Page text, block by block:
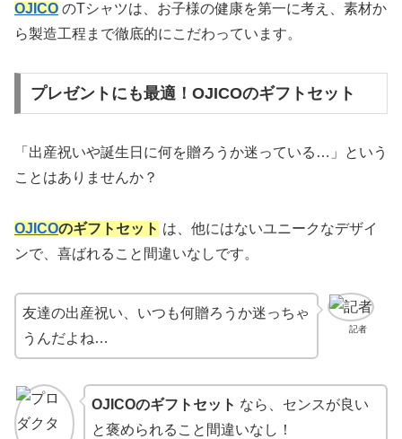
OJICO のTシャツは、お子様の健康を第一に考え、素材か
ら製造工程まで徹底的にこだわっています。
プレゼントにも最適！OJICOのギフトセット
「出産祝いや誕生日に何を贈ろうか迷っている…」という
ことはありませんか？
OJICOのギフトセット は、他にはないユニークなデザイ
ンで、喜ばれること間違いなしです。
記者
友達の出産祝い、いつも何贈ろうか迷っちゃ
うんだよね…
OJICOのギフトセット なら、センスが良い
と褒められること間違いなし！